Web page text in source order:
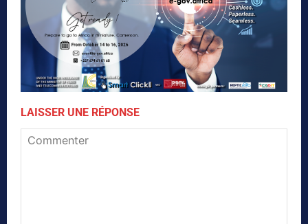
LAISSER UNE RÉPONSE